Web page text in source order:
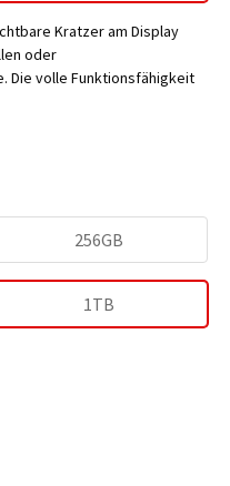
Kratzer am Display
oder
Die volle Funktionsfähigkeit
256GB
1TB